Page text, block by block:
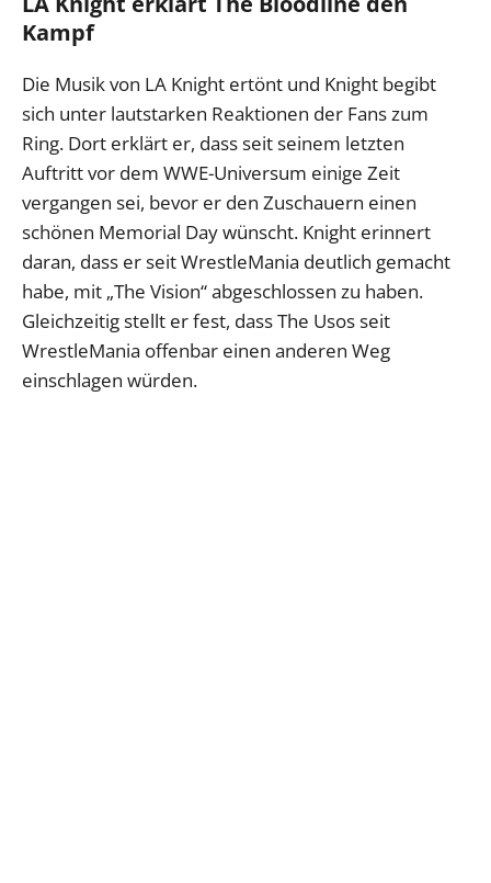
Kampf
Die Musik von LA Knight ertönt und Knight begibt
sich unter lautstarken Reaktionen der Fans zum
Ring. Dort erklärt er, dass seit seinem letzten
Auftritt vor dem WWE-Universum einige Zeit
vergangen sei, bevor er den Zuschauern einen
schönen Memorial Day wünscht. Knight erinnert
daran, dass er seit WrestleMania deutlich gemacht
habe, mit „The Vision“ abgeschlossen zu haben.
Gleichzeitig stellt er fest, dass The Usos seit
WrestleMania offenbar einen anderen Weg
einschlagen würden.